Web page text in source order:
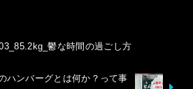
鬱な時間の過ごし方
ハンバーグとは何か？って事